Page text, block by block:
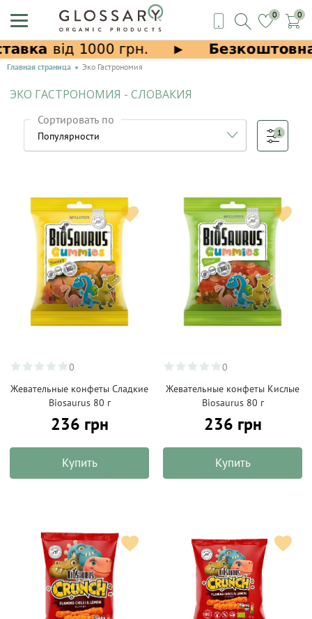
0 0
Главная страница Эко Гастрономия
ЭКО ГАСТРОНОМИЯ - СЛОВАКИЯ
Сортировать по
1
0
Жевательные конфеты Сладкие
Biosaurus 80 г
236 грн
Купить
0
Жевательные конфеты Кислые
Biosaurus 80 г
236 грн
Купить